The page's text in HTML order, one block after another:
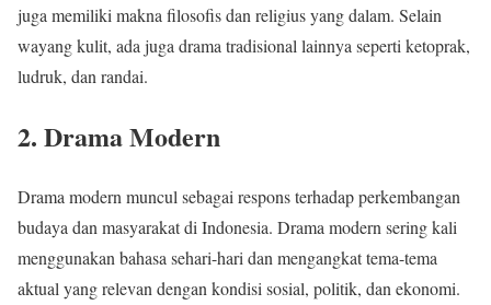
juga memiliki makna filosofis dan religius yang dalam. Selain
wayang kulit, ada juga drama tradisional lainnya seperti ketoprak,
ludruk, dan randai.
2. Drama Modern
Drama modern muncul sebagai respons terhadap perkembangan
budaya dan masyarakat di Indonesia. Drama modern sering kali
menggunakan bahasa sehari-hari dan mengangkat tema-tema
aktual yang relevan dengan kondisi sosial, politik, dan ekonomi.